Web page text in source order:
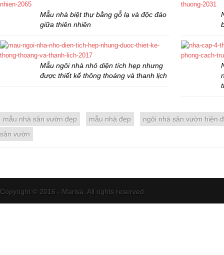
Mẫu nhà biệt thự bằng gỗ lạ và độc đáo
giữa thiên nhiên
Mẫu ngôi nhà nhỏ diện tích hẹp nhưng
được thiết kế thông thoáng và thanh lịch
mẫu nhà sân vườn đẹp mẫu nhà đẹp
ngôi nhà sân vườn hiện
sân vườn
Copyright © 2016 - Marisa. All rights reserved.